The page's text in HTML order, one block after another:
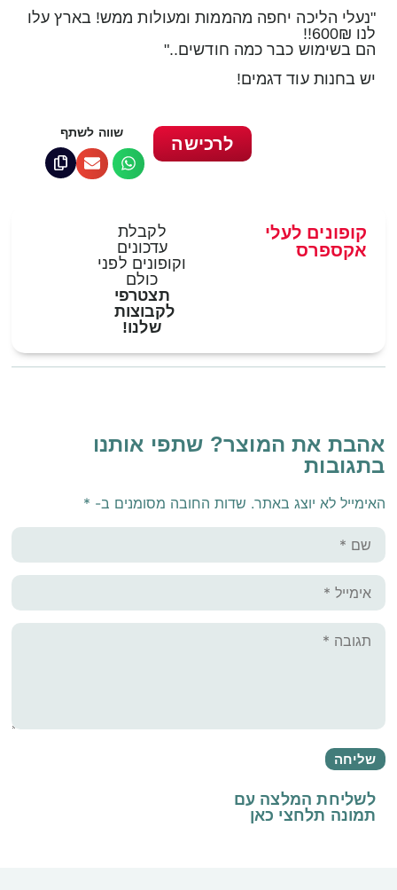
"נעלי הליכה יחפה מהממות ומעולות ממש! בארץ עלו
לנו 600₪!!
הם בשימוש כבר כמה חודשים.."
יש בחנות עוד דגמים!
שווה לשתף
לרכישה
לקבלת
עדכונים
וקופונים לפני
כולם
תצטרפי
לקבוצות
שלנו!
קופונים לעלי
אקספרס
אהבת את המוצר? שתפי אותנו
בתגובות
האימייל לא יוצג באתר. שדות החובה מסומנים ב- *
לשליחת המלצה עם
תמונה תלחצי כאן